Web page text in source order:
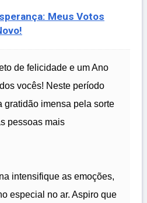
Meus Votos
de felicidade e um Ano
vocês! Neste período
gratidão imensa pela sorte
pessoas mais
intensifique as emoções,
especial no ar. Aspiro que